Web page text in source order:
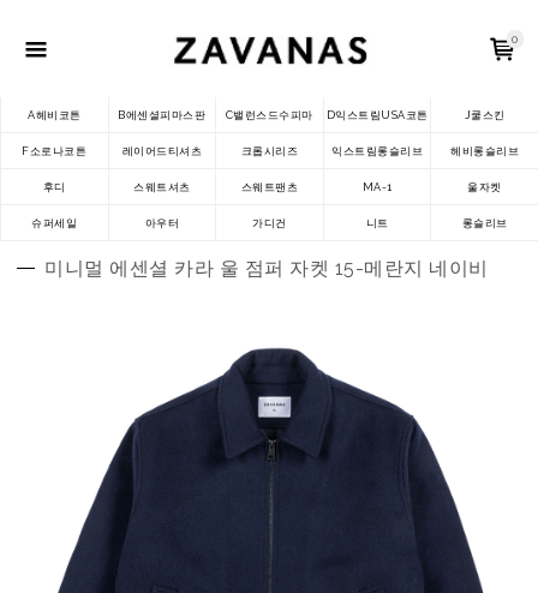
0
A헤비코튼 B에센셜피마스판 C밸런스드수피마 D익스트림USA코튼 J쿨스킨
F소로나코튼 레이어드티셔츠 크롭시리즈 익스트림롱슬리브 헤비롱슬리브
후디 스웨트셔츠 스웨트팬츠 MA-1 울자켓
슈퍼세일 아우터 가디건 니트 롱슬리브
미니멀 에센셜 카라 울 점퍼 자켓 15-메란지 네이비